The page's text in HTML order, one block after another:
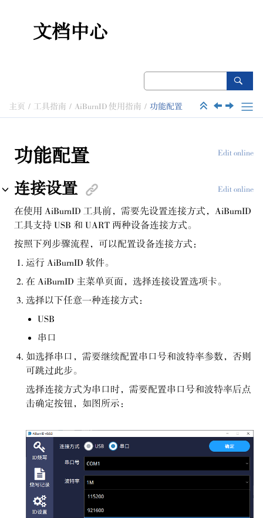
文档中心
主页 工具指南 AiBurnID 使用指南 功能配置
Edit online
功能配置
Edit online
连接设置
在使用 AiBurnID 工具前，需要先设置连接方式，AiBurnID
工具支持 USB 和 UART 两种设备连接方式。
按照下列步骤流程，可以配置设备连接方式：
运行 AiBurnID 软件。
在 AiBurnID 主菜单页面，选择连接设置选项卡。
选择以下任意一种连接方式：
USB
串口
如选择串口，需要继续配置串口号和波特率参数，否则
可跳过此步。
选择连接方式为串口时，需要配置串口号和波特率后点
击确定按钮，如图所示：